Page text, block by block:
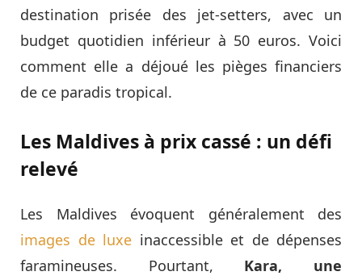
destination prisée des jet-setters, avec un
budget quotidien inférieur à 50 euros. Voici
comment elle a déjoué les pièges financiers
de ce paradis tropical.
Les Maldives à prix cassé : un défi
relevé
Les Maldives évoquent généralement des
images de luxe inaccessible et de dépenses
faramineuses. Pourtant, Kara, une